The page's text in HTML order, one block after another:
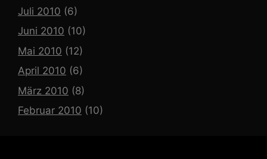
Juli 2010 (6)
Juni 2010 (10)
Mai 2010 (12)
April 2010 (6)
März 2010 (8)
Februar 2010 (10)